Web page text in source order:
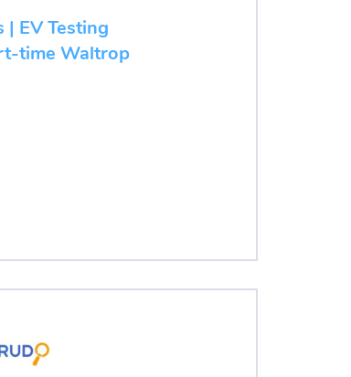
| EV Testing
time Waltrop